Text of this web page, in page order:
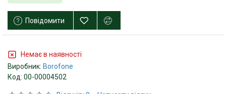
Немає в наявності
Виробник: Borofone
Код: 00-00004502
Повідомити